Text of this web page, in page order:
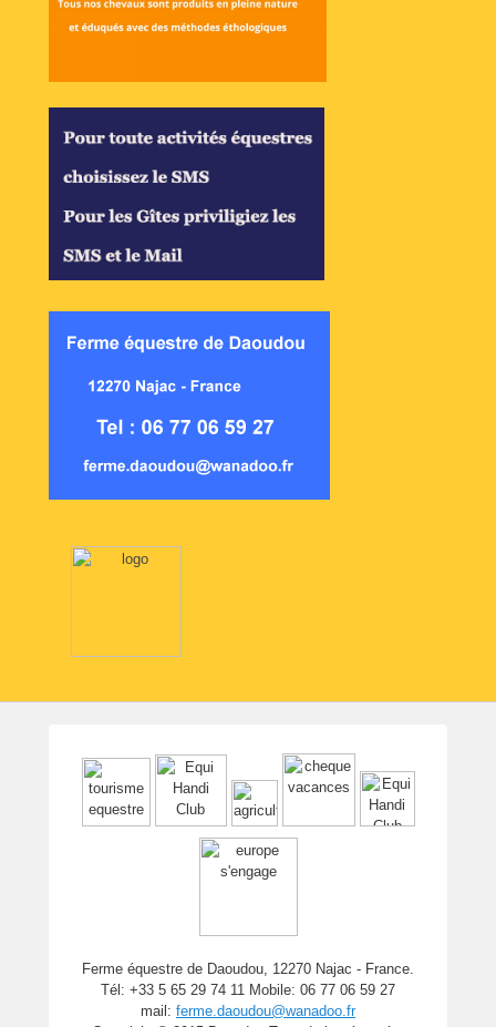
Ferme équestre de Daoudou, 12270 Najac - France.
Tél: +33 5 65 29 74 11 Mobile: 06 77 06 59 27
mail: ferme.daoudou@wanadoo.fr